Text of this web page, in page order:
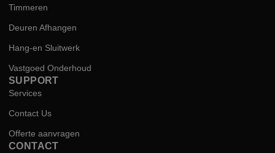
Timmeren
Deuren Afhangen
Hang-en Sluitwerk
Vastgoed Onderhoud
SUPPORT
Services
Contact Us
Offerte aanvragen
CONTACT